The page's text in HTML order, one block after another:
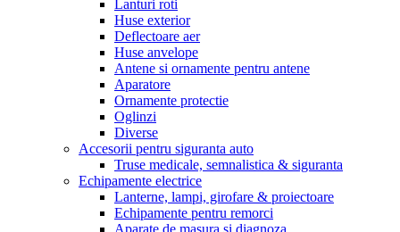
Lanturi roti
Huse exterior
Deflectoare aer
Huse anvelope
Antene si ornamente pentru antene
Aparatore
Ornamente protectie
Oglinzi
Diverse
Accesorii pentru siguranta auto
Truse medicale, semnalistica & siguranta
Echipamente electrice
Lanterne, lampi, girofare & proiectoare
Echipamente pentru remorci
Aparate de masura si diagnoza